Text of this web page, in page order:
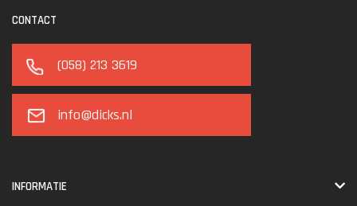
CONTACT
(058) 213 3619
info@dicks.nl
INFORMATIE